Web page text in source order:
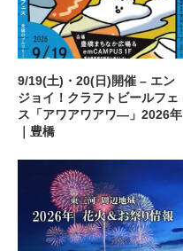
9/19(土)・20(日)開催 – エン
ジョイ！クラフトビールフェ
ス「アワアワアワ―」2026年
｜豊橋